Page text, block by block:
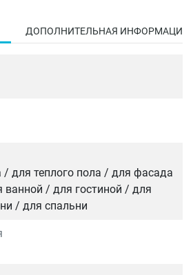
ДОПОЛНИТЕЛЬНАЯ ИНФОРМАЦИЯ
/ для теплого пола / для фасада
/ для гостиной / для
/ для спальни